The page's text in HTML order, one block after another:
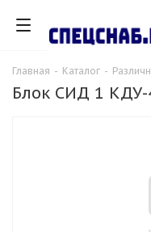
Главная - Каталог -
Блок СИД 1 КДУ-